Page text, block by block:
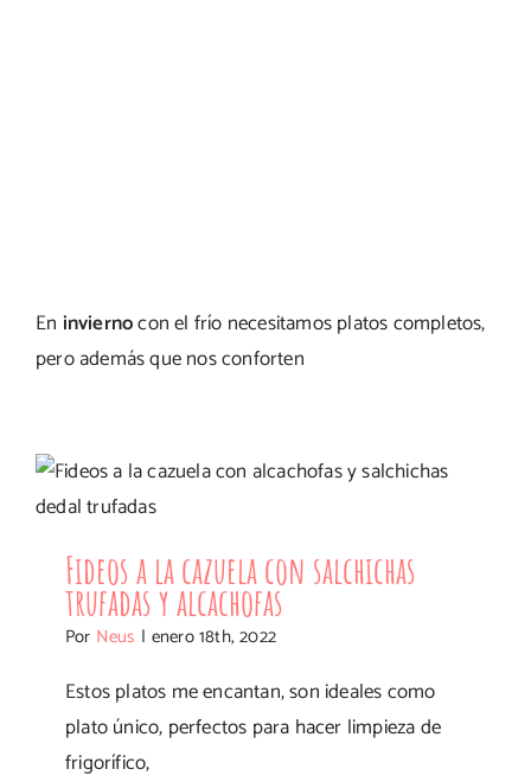
En inviernocon el frío necesitamos platos completos,
pero además que nos conforten
Fideos a la cazuela con salchichas
Fideos a la cazuela con salchichas
trufadas y alcachofas
Por Neus | enero 18th, 2022
Estos platos me encantan, son ideales como
plato único, perfectos para hacer limpieza de
frigorífico,